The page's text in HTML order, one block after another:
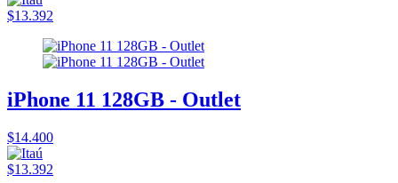
$13.392
iPhone 11 128GB - Outlet
$14.400
$13.392